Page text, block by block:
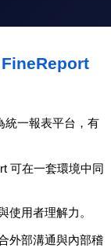
FineReport
統一報表平台，有
可在一套環境中同
使用者理解力。
外部溝通與內部稽